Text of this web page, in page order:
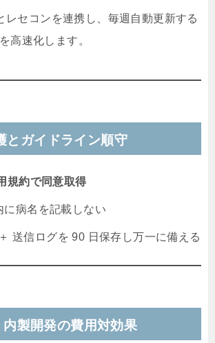
レセコンを連携し、毎週自動更新する
高速化します。
とガイドライン順守
規約で同意取得
に病名を記載しない
送信ログを 90 日保存し万一に備える
製開発の費用対効果